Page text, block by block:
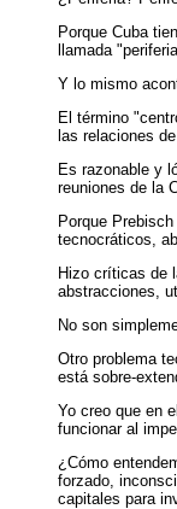
Porque Cuba
llamada
Y lo mismo
El término
las relaciones
Es razonable y
reuniones de la
Porque
tecnocráticos,
Hizo críticas de
abstracciones,
No son
Otro problema
está sobre-
Yo creo que en
funcionar al
¿Cómo
forzado,
capitales para